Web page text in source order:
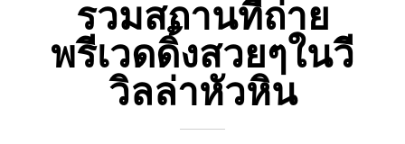
รวมสถานที่ถ่าย
พรีเวดดิ้งสวยๆในวี
วิลล่าหัวหิน